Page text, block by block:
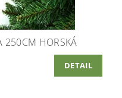
250CM HORSKÁ
DETAIL